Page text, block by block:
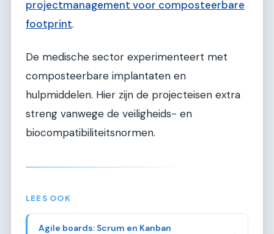
projectmanagement voor composteerbare
footprint.
De medische sector experimenteert met
composteerbare implantaten en
hulpmiddelen. Hier zijn de projecteisen extra
streng vanwege de veiligheids- en
biocompatibiliteitsnormen.
LEES OOK
Agile boards: Scrum en Kanban